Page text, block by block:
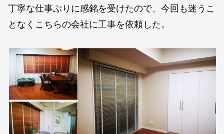
丁寧な仕事ぶりに感銘を受けたので、今回も迷うこ
となくこちらの会社に工事を依頼した。